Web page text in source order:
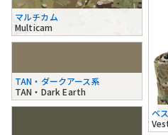
マルチカム
Multicam
TAN・ダークアース系
TAN・Dark Earth
ベ